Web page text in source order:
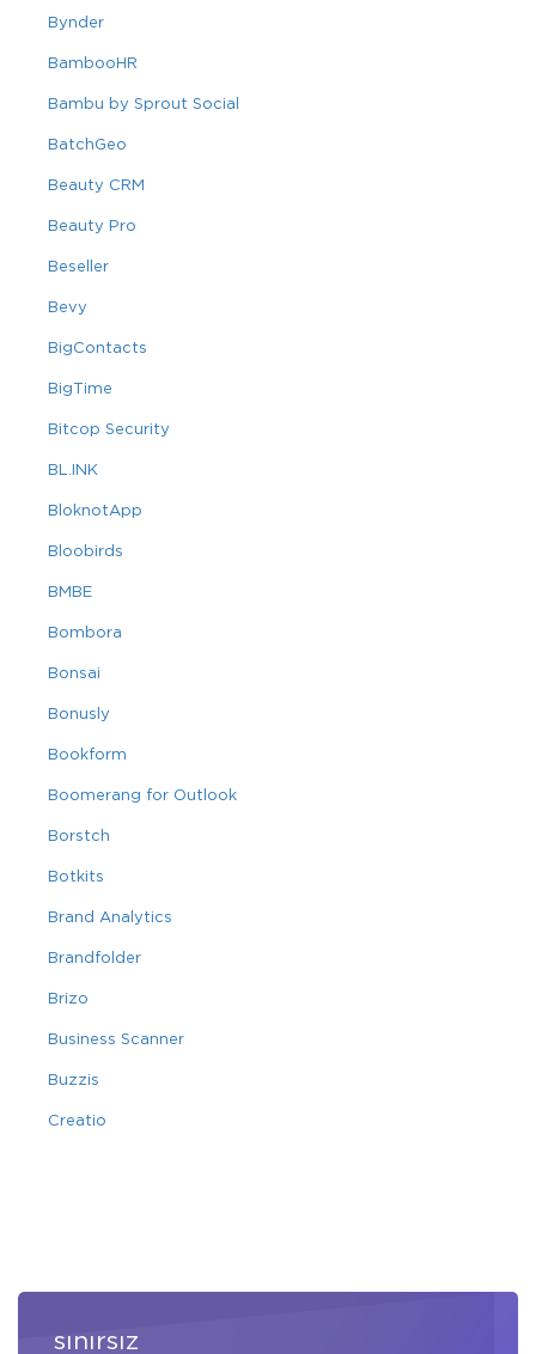
Bynder
BambooHR
Bambu by Sprout Social
BatchGeo
Beauty CRM
Beauty Pro
Beseller
Bevy
BigContacts
BigTime
Bitcop Security
BL.INK
BloknotApp
Bloobirds
BMBE
Bombora
Bonsai
Bonusly
Bookform
Boomerang for Outlook
Borstch
Botkits
Brand Analytics
Brandfolder
Brizo
Business Scanner
Buzzis
Creatio
sınırsız